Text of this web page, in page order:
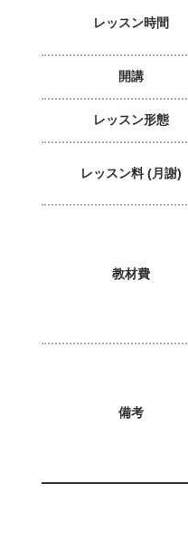
レッスン時間
開講
レッスン形態
レッスン料 (月謝)
教材費
備考